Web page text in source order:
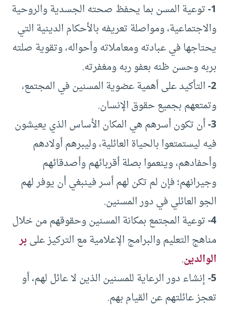
1- توعية المسن بما يحفظ صحته الجسدية والروحية
والاجتماعية، ومواصلة تعريفه بالأحكام الدينية التي
يحتاجها في عبادته ومعاملاته وأحواله، وتقوية صلته
بربه وحسن ظنه بعفو ربه ومغفرته.
2- التأكيد على أهمية عضوية المسنين في المجتمع،
وتمتعهم بجميع حقوق الإنسان.
3- أن تكون أسرهم هي المكان الأساس الذي يعيشون
فيه ليستمتعوا بالحياة العائلية، وليبرهم أولادهم
وأحفادهم، وينعموا بصلة أقربائهم وأصدقائهم
وجيرانهم؛ فإن لم تكن لهم أسر فينبغي أن يوفر لهم
الجو العائلي في دور المسنين.
4- توعية المجتمع بمكانة المسنين وحقوقهم من خلال
مناهج التعليم والبرامج الإعلامية مع التركيز علىبر
الوالدين.
5- إنشاء دور الرعاية للمسنين الذين لا عائل لهم، أو
تعجز عائلتهم عن القيام بهم.